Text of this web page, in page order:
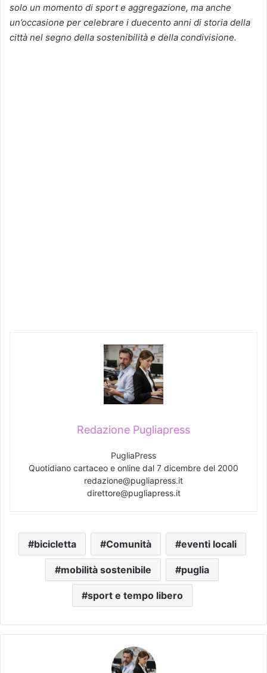
solo un momento di sport e aggregazione, ma anche
un’occasione per celebrare i duecento anni di storia della
città nel segno della sostenibilità e della condivisione.
Redazione Pugliapress
PugliaPress
Quotidiano cartaceo e online dal 7 dicembre del 2000
redazione@pugliapress.it
direttore@pugliapress.it
bicicletta Comunità eventi locali
mobilità sostenibile puglia
sport e tempo libero